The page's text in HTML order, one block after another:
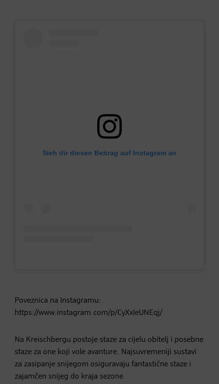
Sieh dir diesen Beitrag auf Instagram an
Poveznica na Instagramu:
https://www.instagram.com/p/CyXxIeUNEqj/
Na Kreischbergu postoje staze za cijelu obitelj i posebne
staze za one koji vole avanture. Najsuvremeniji sustavi
za zasipanje snijegom osiguravaju fantastične staze i
zajamčen snijeg do kraja sezone.